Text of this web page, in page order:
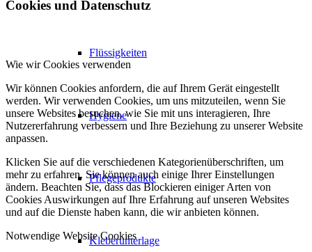
Flüssigkeiten
Hygiene
Pflegeprodukte
Kleberunterlage
Cookies und Datenschutz
Wie wir Cookies verwenden
Wir können Cookies anfordern, die auf Ihrem Gerät eingestellt
werden. Wir verwenden Cookies, um uns mitzuteilen, wenn Sie
unsere Websites besuchen, wie Sie mit uns interagieren, Ihre
Nutzererfahrung verbessern und Ihre Beziehung zu unserer Website
anpassen.
Klicken Sie auf die verschiedenen Kategorienüberschriften, um
mehr zu erfahren. Sie können auch einige Ihrer Einstellungen
ändern. Beachten Sie, dass das Blockieren einiger Arten von
Cookies Auswirkungen auf Ihre Erfahrung auf unseren Websites
und auf die Dienste haben kann, die wir anbieten können.
Notwendige Website Cookies